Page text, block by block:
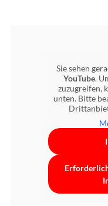
Bei
Lernen Sie in
ihre Website bei
Die schönste
Sie sehen
YouTube.
zuzugreifen,
unten. Bitte